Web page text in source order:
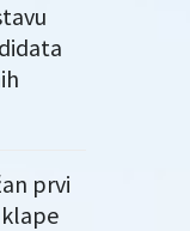
prvi